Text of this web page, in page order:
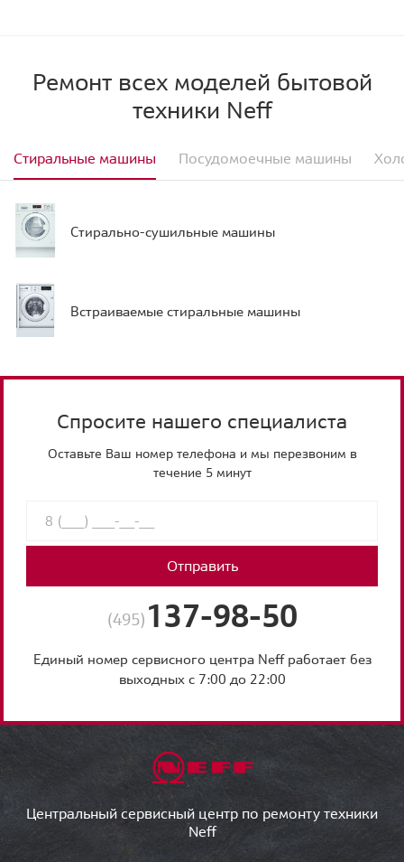
Ремонт всех моделей бытовой
техники Neff
Стиральные машины Посудомоечные машины
Стирально-сушильные машины
Встраиваемые стиральные машины
Спросите нашего специалиста
Оставьте Ваш номер телефона и мы перезвоним в
течение 5 минут
Отправить
(495) 137-98-50
Единый номер сервисного центра Neff работает без
выходных с 7:00 до 22:00
Центральный сервисный центр по ремонту техники
Neff